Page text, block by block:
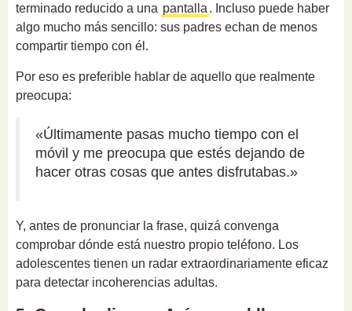
terminado reducido a una pantalla . Incluso puede haber
algo mucho más sencillo: sus padres echan de menos
compartir tiempo con él.
Por eso es preferible hablar de aquello que realmente
preocupa:
«Últimamente pasas mucho tiempo con el
móvil y me preocupa que estés dejando de
hacer otras cosas que antes disfrutabas.»
Y, antes de pronunciar la frase, quizá convenga
comprobar dónde está nuestro propio teléfono. Los
adolescentes tienen un radar extraordinariamente eficaz
para detectar incoherencias adultas.